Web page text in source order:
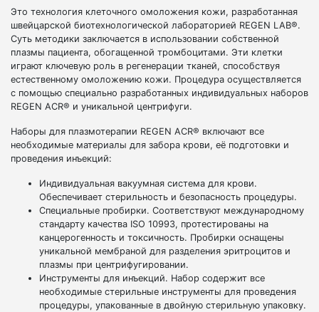
Это технология клеточного омоложения кожи, разработанная
швейцарской биотехнологической лабораторией REGEN LAB®.
Суть методики заключается в использовании собственной
плазмы пациента, обогащенной тромбоцитами. Эти клетки
играют ключевую роль в регенерации тканей, способствуя
естественному омоложению кожи. Процедура осуществляется
с помощью специально разработанных индивидуальных наборов
REGEN ACR® и уникальной центрифуги.
Наборы для плазмотерапии REGEN ACR® включают все
необходимые материалы для забора крови, её подготовки и
проведения инъекций:
Индивидуальная вакуумная система для крови.
Обеспечивает стерильность и безопасность процедуры.
Специальные пробирки. Соответствуют международному
стандарту качества ISO 10993, протестированы на
канцерогенность и токсичность. Пробирки оснащены
уникальной мембраной для разделения эритроцитов и
плазмы при центрифугировании.
Инструменты для инъекций. Набор содержит все
необходимые стерильные инструменты для проведения
процедуры, упакованные в двойную стерильную упаковку.